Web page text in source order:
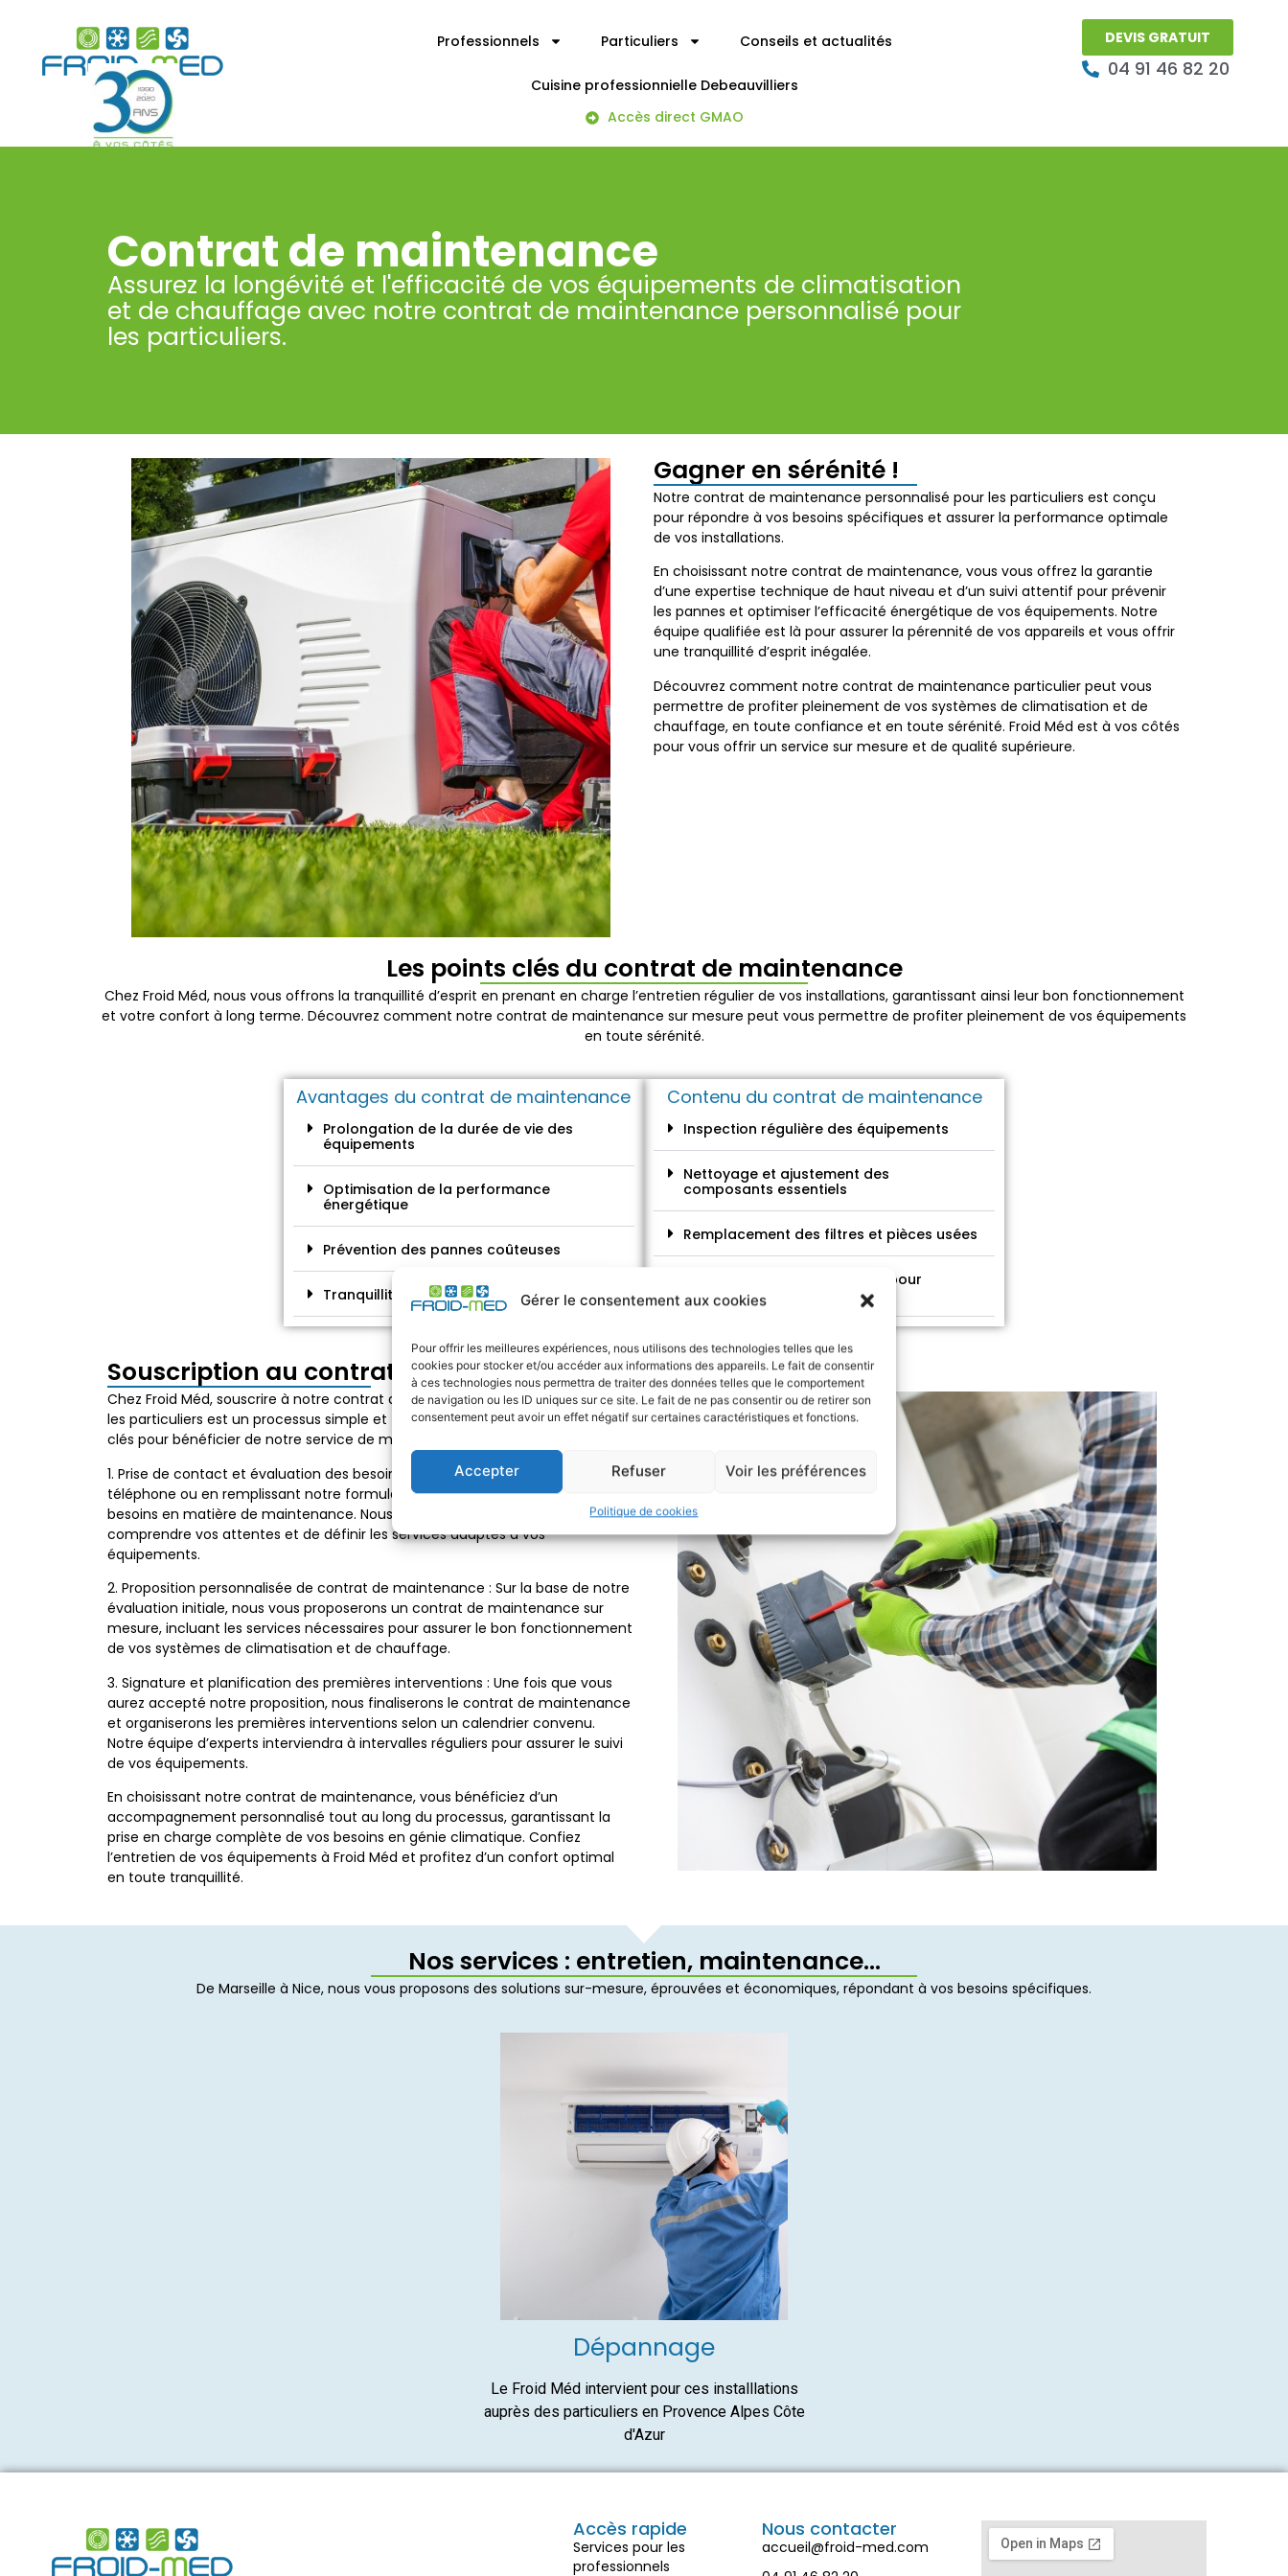
Gérer le consentement aux cookies
Pour offrir les meilleures expériences, nous utilisons des technologies telles que les
cookies pour stocker et/ou accéder aux informations des appareils. Le fait de consentir
à ces technologies nous permettra de traiter des données telles que le comportement
de navigation ou les ID uniques sur ce site. Le fait de ne pas consentir ou de retirer son
consentement peut avoir un effet négatif sur certaines caractéristiques et fonctions.
Accepter Refuser Voir les préférences
Politique de cookies
Professionnels Particuliers Conseils et actualités
Cuisine professionnielle Debeauvilliers
Accès direct GMAO
DEVIS GRATUIT
04 91 46 82 20
Contrat de maintenance
Assurez la longévité et l'efficacité de vos équipements de climatisation
et de chauffage avec notre contrat de maintenance personnalisé pour
les particuliers.
Gagner en sérénité !
Notre contrat de maintenance personnalisé pour les particuliers est conçu
pour répondre à vos besoins spécifiques et assurer la performance optimale
de vos installations.
En choisissant notre contrat de maintenance, vous vous offrez la garantie
d’une expertise technique de haut niveau et d’un suivi attentif pour prévenir
les pannes et optimiser l’efficacité énergétique de vos équipements. Notre
équipe qualifiée est là pour assurer la pérennité de vos appareils et vous offrir
une tranquillité d’esprit inégalée.
Découvrez comment notre contrat de maintenance particulier peut vous
permettre de profiter pleinement de vos systèmes de climatisation et de
chauffage, en toute confiance et en toute sérénité. Froid Méd est à vos côtés
pour vous offrir un service sur mesure et de qualité supérieure.
Les points clés du contrat de maintenance
Chez Froid Méd, nous vous offrons la tranquillité d’esprit en prenant en charge l’entretien régulier de vos installations, garantissant ainsi leur bon fonctionnement
et votre confort à long terme. Découvrez comment notre contrat de maintenance sur mesure peut vous permettre de profiter pleinement de vos équipements
en toute sérénité.
Avantages du contrat de maintenance
Prolongation de la durée de vie des
équipements
Optimisation de la performance
énergétique
Prévention des pannes coûteuses
Tranquillité d'esprit pour les particuliers
Contenu du contrat de maintenance
Inspection régulière des équipements
Nettoyage et ajustement des
composants essentiels
Remplacement des filtres et pièces usées
Propositions d'améliorations pour
optimiser les performances
Souscription au contrat de maintenance
Chez Froid Méd, souscrire à notre contrat de maintenance personnalisé pour
les particuliers est un processus simple et transparent. Découvrez les étapes
clés pour bénéficier de notre service de maintenance de qualité :
1. Prise de contact et évaluation des besoins : Contactez notre équipe par
téléphone ou en remplissant notre formulaire en ligne pour discuter de vos
besoins en matière de maintenance. Nous prendrons le temps de
comprendre vos attentes et de définir les services adaptés à vos
équipements.
2. Proposition personnalisée de contrat de maintenance : Sur la base de notre
évaluation initiale, nous vous proposerons un contrat de maintenance sur
mesure, incluant les services nécessaires pour assurer le bon fonctionnement
de vos systèmes de climatisation et de chauffage.
3. Signature et planification des premières interventions : Une fois que vous
aurez accepté notre proposition, nous finaliserons le contrat de maintenance
et organiserons les premières interventions selon un calendrier convenu.
Notre équipe d’experts interviendra à intervalles réguliers pour assurer le suivi
de vos équipements.
En choisissant notre contrat de maintenance, vous bénéficiez d’un
accompagnement personnalisé tout au long du processus, garantissant la
prise en charge complète de vos besoins en génie climatique. Confiez
l’entretien de vos équipements à Froid Méd et profitez d’un confort optimal
en toute tranquillité.
Nos services : entretien, maintenance...
De Marseille à Nice, nous vous proposons des solutions sur-mesure, éprouvées et économiques, répondant à vos besoins spécifiques.
Dépannage
Le Froid Méd intervient pour ces installlations
auprès des particuliers en Provence Alpes Côte
d'Azur
Accès rapide
Services pour les
professionnels
Nous contacter
accueil@froid-med.com